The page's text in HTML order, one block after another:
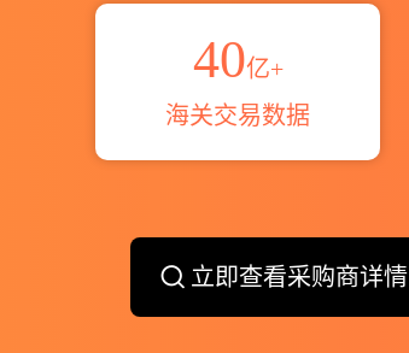
40亿+
海关交易数据
立即查看采购商详情